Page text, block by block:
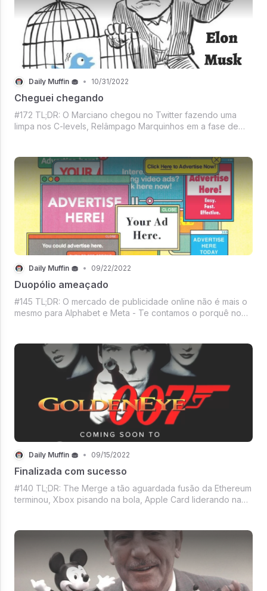
Daily Muffin 🧁 • 10/31/2022
Cheguei chegando
#172 TL;DR: O Marciano chegou no Twitter fazendo uma
limpa nos C-levels, Relâmpago Marquinhos em a fase de
Christian Bale e Edgar Allan Poe na Netf
Daily Muffin 🧁 • 09/22/2022
Duopólio ameaçado
#145 TL;DR: O mercado de publicidade online não é mais o
mesmo para Alphabet e Meta - Te contamos o porquê no
figurinhas da Copa na
Daily Muffin 🧁 • 09/15/2022
Finalizada com sucesso
#140 TL;DR: The Merge a tão aguardada fusão da Ethereum
terminou, Xbox pisando na bola, Apple Card liderando na
Repaginada do Zoom, E Vem